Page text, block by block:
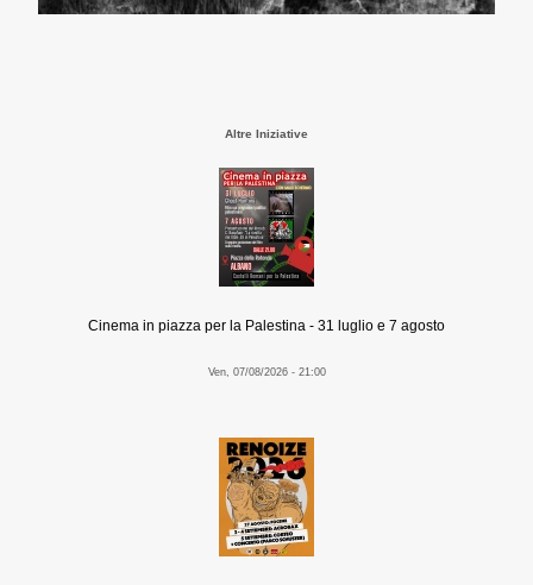
Altre Iniziative
Cinema in piazza per la Palestina - 31 luglio e 7 agosto
Ven, 07/08/2026 - 21:00